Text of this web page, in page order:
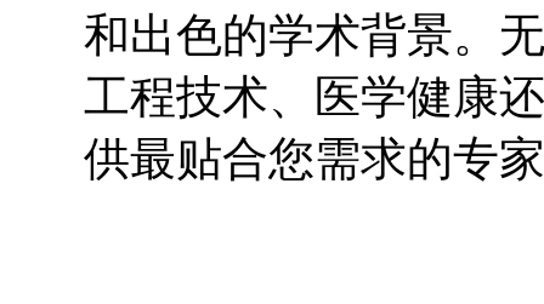
和出色的学术背景。
工程技术、医学健康
供最贴合您需求的专